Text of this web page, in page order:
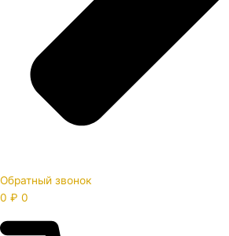
Обратный звонок
0 ₽ 0